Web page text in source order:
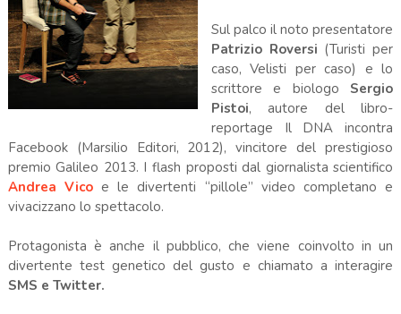
Sul palco il noto presentatore
Patrizio Roversi (Turisti per
caso, Velisti per caso) e lo
scrittore e biologo Sergio
Pistoi, autore del libro-
reportage Il DNA incontra
Facebook (Marsilio Editori, 2012), vincitore del prestigioso
premio Galileo 2013. I flash proposti dal giornalista scientifico
Andrea Vico e le divertenti “pillole” video completano e
vivacizzano lo spettacolo.
Protagonista è anche il pubblico, che viene coinvolto in un
divertente test genetico del gusto e chiamato a interagire
SMS e Twitter.